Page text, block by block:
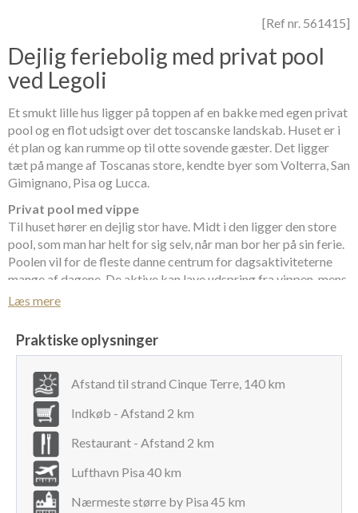
[Ref nr. 561415]
Dejlig feriebolig med privat pool
ved Legoli
Et smukt lille hus ligger på toppen af en bakke med egen privat
pool og en flot udsigt over det toscanske landskab. Huset er i
ét plan og kan rumme op til otte sovende gæster. Det ligger
tæt på mange af Toscanas store, kendte byer som Volterra, San
Gimignano, Pisa og Lucca.
Privat pool med vippe
Til huset hører en dejlig stor have. Midt i den ligger den store
pool, som man har helt for sig selv, når man bor her på sin ferie.
Poolen vil for de fleste danne centrum for dagsaktiviteterne
mange af dagene. De aktive kan lave udspring fra vippen, mens
de mindre aktive kan nyde solens varme stråler i en af de
Frokostpausen kan nydes på en af husets terrasser, alt efter
hvor meget skygge, man søger. Der er ikke langt til nærmeste
indkøb, så det er nemt at finde en god, let frokost frem fra
køleskabet og bare sidde og nyde, at man har ferie.
Udsigten fra huset ud over det karakteristiske landskab, som
Toscana har, er ikke til at sætte en finger på.
Ét plan med tre værelser
Huset er indrettet i et plan og indeholder en stue med ildsted
og sovesofa med plads til to, et køkken/alrum med ovn,
Læs mere
Praktiske oplysninger
Afstand til strand Cinque Terre, 140 km
Indkøb - Afstand 2 km
Restaurant - Afstand 2 km
Lufthavn Pisa 40 km
Nærmeste større by Pisa 45 km